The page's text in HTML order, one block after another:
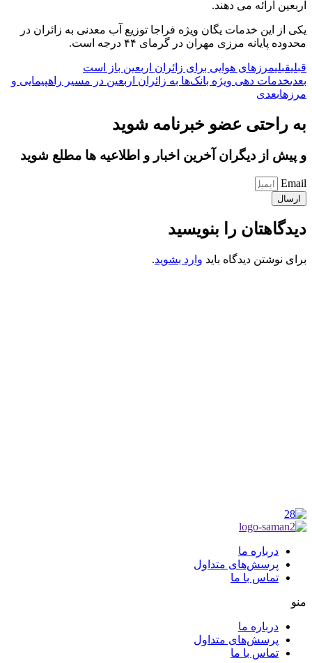
اربعین ارائه می دهند.
یکی از این خدمات یگان ویژه فراجا توزیع آب معدنی به زائران در
محدوده پایانه مرزی مهران در گرمای ۴۴ درجه است.
قبلیقبلیمرزهای هوایی برای زائران اربعین باز است
بعدیخدمات دهی ویژه بانک‌ها به زائران اربعین در مسیر راهپیمایی و
مرز‌هابعدی
به راحتی عضو خبرنامه شوید
و پیش از دیگران آخرین اخبار و اطلاعیه ها مطلع شوید
Email
ارسال
دیدگاهتان را بنویسید
برای نوشتن دیدگاه باید وارد بشوید.
درباره ما
پرسش‌های متداول
تماس با ما
منو
درباره ما
پرسش‌های متداول
تماس با ما